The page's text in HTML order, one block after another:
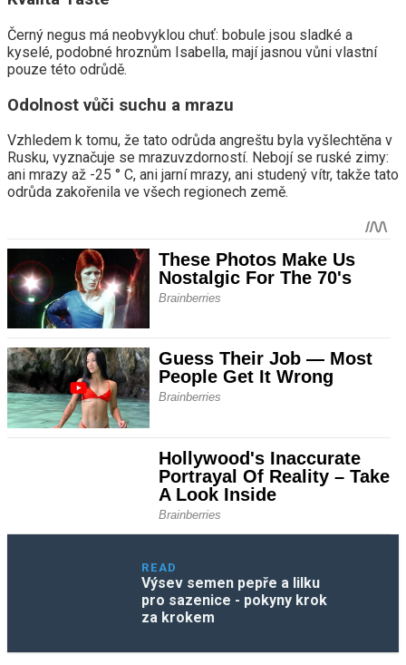
Černý negus má neobvyklou chuť: bobule jsou sladké a
kyselé, podobné hroznům Isabella, mají jasnou vůni vlastní
pouze této odrůdě.
Odolnost vůči suchu a mrazu
Vzhledem k tomu, že tato odrůda angreštu byla vyšlechtěna v
Rusku, vyznačuje se mrazuvzdorností. Nebojí se ruské zimy:
ani mrazy až -25 ° C, ani jarní mrazy, ani studený vítr, takže tato
odrůda zakořenila ve všech regionech země.
READ
Výsev semen pepře a lilku
pro sazenice - pokyny krok
za krokem